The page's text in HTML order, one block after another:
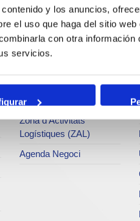
y los anuncios,
el uso que haga del sitio
con otra información
servicios.
Estadístiques
SEA - (Sistema
d'agroalimentaris)
Intermodalitat
Zona d'Activitats
Logístiques (ZAL)
Agenda Negoci